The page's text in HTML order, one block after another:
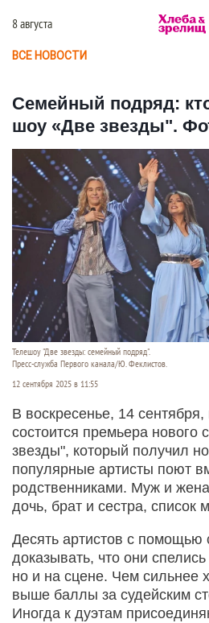
8 августа
ВСЕ НОВОСТИ
Семейный подряд:
шоу «Две звезды".
Телешоу "Две звезды: семейный подряд".
Пресс-служба Первого канала/Ю. Феклистов.
12 сентября 2025 в 11:55
В воскресенье, 14
состоится премьера нового
звезды", который получил
популярные артисты поют
родственниками. Муж и
дочь, брат и сестра, список
Десять артистов с помощью
доказывать, что они
но и на сцене. Чем сильнее
выше баллы за судейским
Иногда к дуэтам